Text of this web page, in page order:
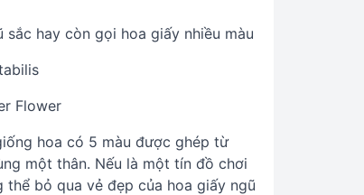
sắc hay còn gọi hoa giấy nhiều màu
Flower
hoa có 5 màu được ghép từ
một thân. Nếu là một tín đồ chơi
thể bỏ qua vẻ đẹp của hoa giấy ngũ